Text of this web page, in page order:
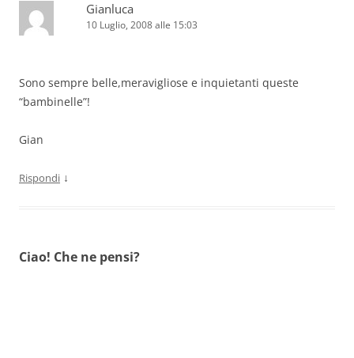
Gianluca
10 Luglio, 2008 alle 15:03
Sono sempre belle,meravigliose e inquietanti queste
“bambinelle”!
Gian
Rispondi ↓
Ciao! Che ne pensi?